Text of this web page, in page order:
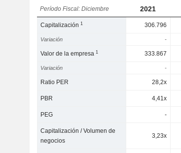
Período Fiscal: Diciembre
2021
Capitalización1 306.796
Variación -
Valor de la empresa1 333.867
Variación -
Ratio PER 28,2x
PBR 4,41x
PEG -
Capitalización / Volumen de
negocios
3,23x